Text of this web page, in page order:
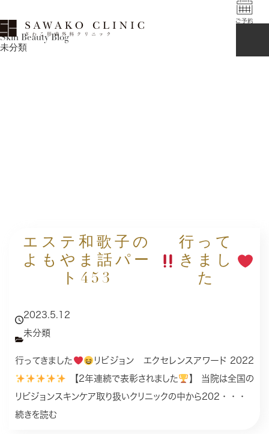
Skin Beauty Blog
未分類
エステ和歌子の
よもやま話パー
ト453
行って
きまし
た
2023.5.12
未分類
行ってきました
リビジョン エクセレンスアワード 2022
【2年連続で表彰されました
】 当院は全国の
リビジョンスキンケア取り扱いクリニックの中から202・・・
続きを読む